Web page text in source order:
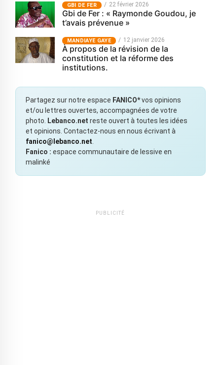
GBI DE FER 22 février 2026
Gbi de Fer : « Raymonde Goudou, je
t’avais prévenue »
MANDIAYE GAYE 12 janvier 2026
À propos de la révision de la
constitution et la réforme des
institutions.
Partagez sur notre espace FANICO*vos opinions
et/ou lettres ouvertes, accompagnées de votre
photo.
Lebanco.net reste ouvert à toutes les idées
et opinions. Contactez-nous en nous écrivant à
fanico@lebanco.net
Fanico : espace communautaire de lessive en
malinké
PUBLICITÉ